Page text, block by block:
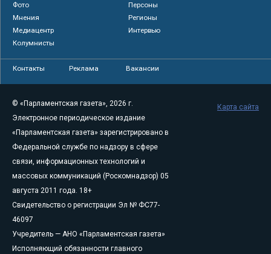
Фото
Персоны
Мнения
Регионы
Медиацентр
Интервью
Колумнисты
Контакты Реклама Вакансии
© «Парламентская газета», 2026 г.
Электронное периодическое издание
«Парламентская газета» зарегистрировано в
Федеральной службе по надзору в сфере
связи, информационных технологий и
массовых коммуникаций (Роскомнадзор) 05
августа 2011 года. 18+
Свидетельство о регистрации Эл № ФС77-
46097
Учредитель — АНО «Парламентская газета»
Исполняющий обязанности главного
Карта сайта